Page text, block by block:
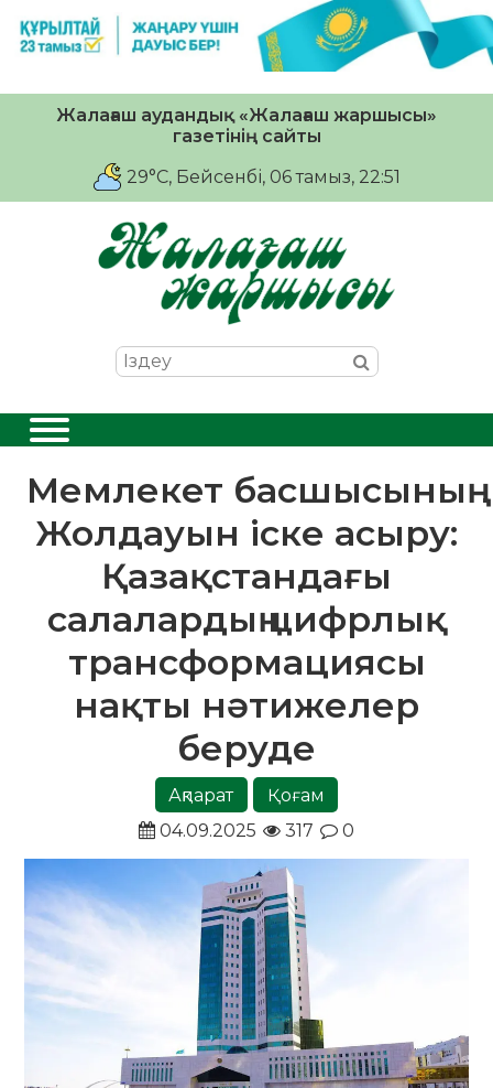
Жалағаш аудандық «Жалағаш жаршысы»
газетінің сайты
29°C, Бейсенбі, 06 тамыз, 22:51
Мемлекет басшысының
Жолдауын іске асыру:
Қазақстандағы
салалардың цифрлық
трансформациясы
нақты нәтижелер
беруде
Ақпарат
Қоғам
04.09.2025
317 0